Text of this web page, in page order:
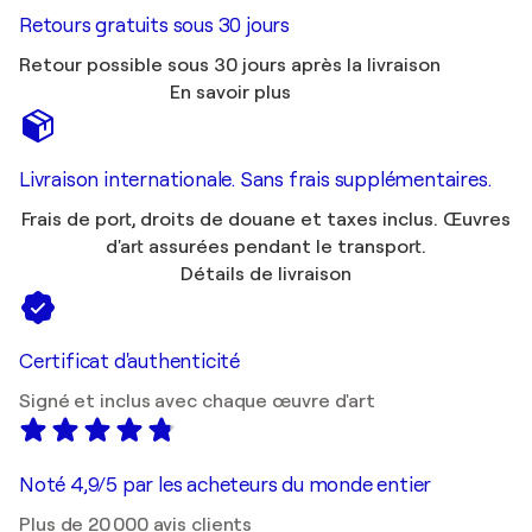
Retours gratuits sous 30 jours
Retour possible sous 30 jours après la livraison
En savoir plus
Livraison internationale. Sans frais supplémentaires.
Frais de port, droits de douane et taxes inclus. Œuvres
d'art assurées pendant le transport.
Détails de livraison
Certificat d'authenticité
Signé et inclus avec chaque œuvre d'art
Noté 4,9/5 par les acheteurs du monde entier
Plus de 20 000 avis clients